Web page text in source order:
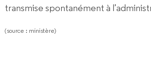
transmise spontanément à
(source : ministère)